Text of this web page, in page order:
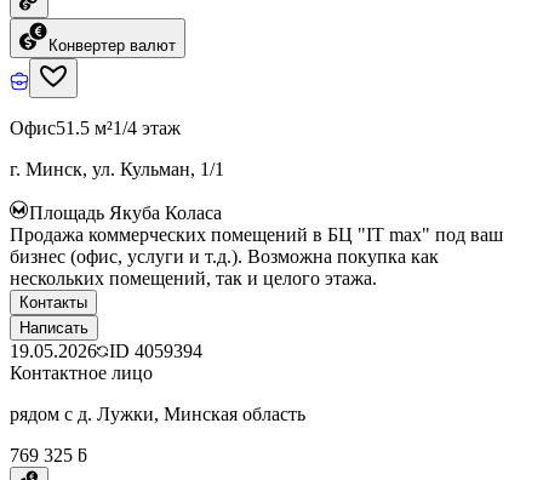
Конвертер валют
Офис51.5 м²1/4 этаж
г. Минск, ул. Кульман, 1/1
Площадь Якуба Коласа
Продажа коммерческих помещений в БЦ "IT max" под ваш
бизнес (офис, услуги и т.д.). Возможна покупка как
нескольких помещений, так и целого этажа.
Контакты
Написать
19.05.2026 ID 4059394
Контактное лицо
рядом с д. Лужки, Минская область
769 325 ƃ